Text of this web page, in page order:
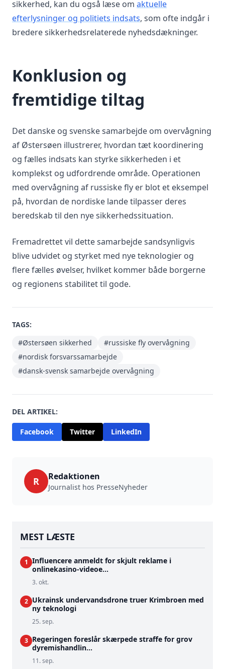
sikkerhed, kan du også læse om aktuelle
efterlysninger og politiets indsats, som ofte indgår i
bredere sikkerhedsrelaterede nyhedsdækninger.
Konklusion og
fremtidige tiltag
Det danske og svenske samarbejde om overvågning
af Østersøen illustrerer, hvordan tæt koordinering
og fælles indsats kan styrke sikkerheden i et
komplekst og udfordrende område. Operationen
med overvågning af russiske fly er blot et eksempel
på, hvordan de nordiske lande tilpasser deres
beredskab til den nye sikkerhedssituation.
Fremadrettet vil dette samarbejde sandsynligvis
blive udvidet og styrket med nye teknologier og
flere fælles øvelser, hvilket kommer både borgerne
og regionens stabilitet til gode.
TAGS:
#Østersøen sikkerhed
#russiske fly overvågning
#nordisk forsvarssamarbejde
#dansk-svensk samarbejde overvågning
DEL ARTIKEL:
Facebook Twitter LinkedIn
R Redaktionen
Journalist hos PresseNyheder
MEST LÆSTE
1 Influencere anmeldt for skjult reklame i
onlinekasino-videoe...
3. okt.
2 Ukrainsk undervandsdrone truer Krimbroen med
ny teknologi
25. sep.
3 Regeringen foreslår skærpede straffe for grov
dyremishandlin...
11. sep.